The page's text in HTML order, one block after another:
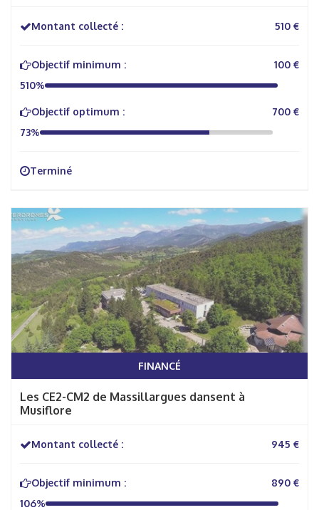
Montant collecté : 510 €
Objectif minimum :
100 €
510%
Objectif optimum :
700 €
73%
Terminé
FINANCÉ
Les CE2-CM2 de Massillargues dansent à
Musiflore
Montant collecté : 945 €
Objectif minimum :
890 €
106%